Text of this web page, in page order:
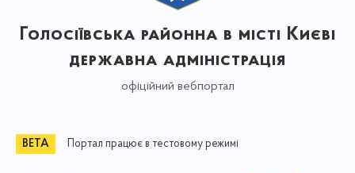
Голосіївська районна в місті Києві
державна адміністрація
офіційний вебпортал
Портал працює в тестовому режимі